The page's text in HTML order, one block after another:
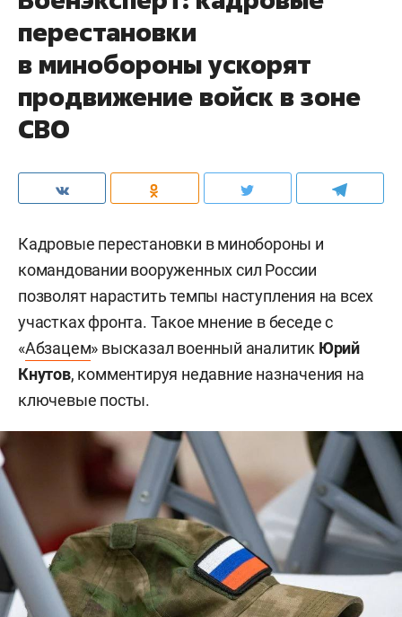
перестановки
в минобороны ускорят
продвижение войск в зоне
СВО
Кадровые перестановки в минобороны и
командовании вооруженных сил России
позволят нарастить темпы наступления на всех
участках фронта. Такое мнение в беседе с
«Абзацем» высказал военный аналитик Юрий
Кнутов, комментируя недавние назначения на
ключевые посты.